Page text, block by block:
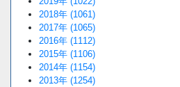
2018年 (1061)
2017年 (1065)
2016年 (1112)
2015年 (1106)
2014年 (1154)
2013年 (1254)